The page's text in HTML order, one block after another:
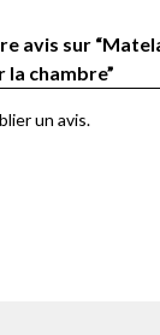
avis sur
la chambre”
un avis.